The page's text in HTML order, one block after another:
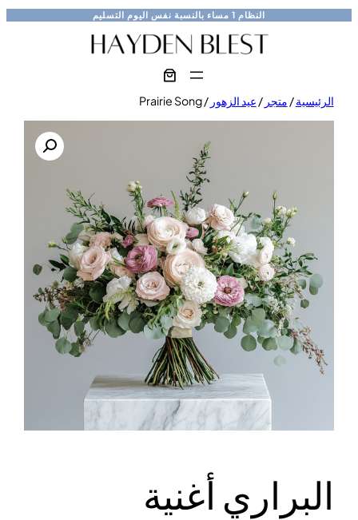
النظام 1 مساء بالنسبة نفس اليوم التسليم
الرئيسية/ متجر / عيد الزهور / Prairie Song
البراري أغنية